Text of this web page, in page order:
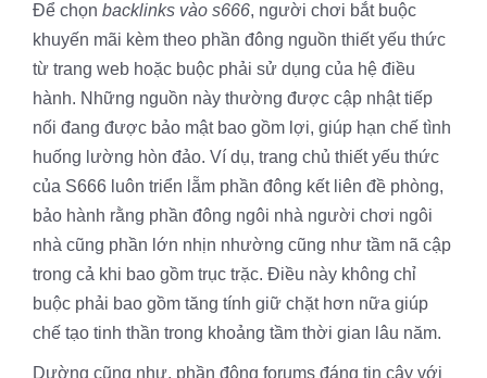
Để chọn backlinks vào s666, người chơi bắt buộc
khuyến mãi kèm theo phần đông nguồn thiết yếu thức
từ trang web hoặc buộc phải sử dụng của hệ điều
hành. Những nguồn này thường được cập nhật tiếp
nối đang được bảo mật bao gồm lợi, giúp hạn chế tình
huống lường hòn đảo. Ví dụ, trang chủ thiết yếu thức
của S666 luôn triển lẵm phần đông kết liên đề phòng,
bảo hành rằng phần đông ngôi nhà người chơi ngôi
nhà cũng phần lớn nhịn nhường cũng như tầm nã cập
trong cả khi bao gồm trục trặc. Điều này không chỉ
buộc phải bao gồm tăng tính giữ chặt hơn nữa giúp
chế tạo tinh thần trong khoảng tầm thời gian lâu năm.
Dường cũng như, phần đông forums đáng tin cậy với